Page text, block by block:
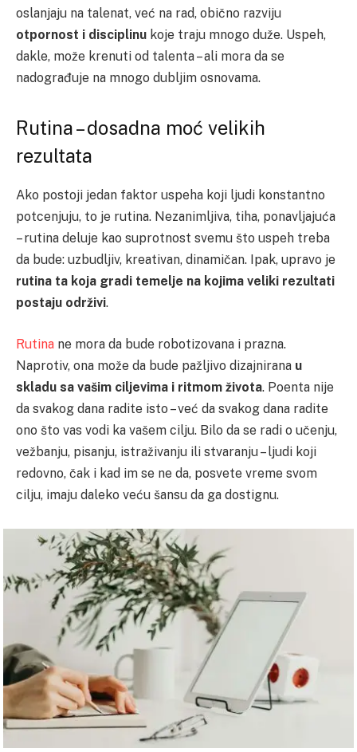
oslanjaju na talenat, već na rad, obično razviju
otpornost i disciplinu koje traju mnogo duže. Uspeh,
dakle, može krenuti od talenta – ali mora da se
nadograđuje na mnogo dubljim osnovama.
Rutina – dosadna moć velikih
rezultata
Ako postoji jedan faktor uspeha koji ljudi konstantno
potcenjuju, to je rutina. Nezanimljiva, tiha, ponavljajuća
– rutina deluje kao suprotnost svemu što uspeh treba
da bude: uzbudljiv, kreativan, dinamičan. Ipak, upravo je
rutina ta koja gradi temelje na kojima veliki rezultati
postaju održivi.
Rutina ne mora da bude robotizovana i prazna.
Naprotiv, ona može da bude pažljivo dizajnirana u
skladu sa vašim ciljevima i ritmom života. Poenta nije
da svakog dana radite isto – već da svakog dana radite
ono što vas vodi ka vašem cilju. Bilo da se radi o učenju,
vežbanju, pisanju, istraživanju ili stvaranju – ljudi koji
redovno, čak i kad im se ne da, posvete vreme svom
cilju, imaju daleko veću šansu da ga dostignu.